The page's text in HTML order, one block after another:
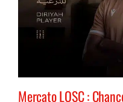
Mercato LOSC :